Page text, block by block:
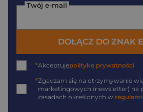
Twój e-mail
DOŁĄCZ DO ZNAK
*Akceptujępolitykę prywatności
*Zgadzam się na otrzymywanie
marketingowych (newsletter) na
zasadach określonych w